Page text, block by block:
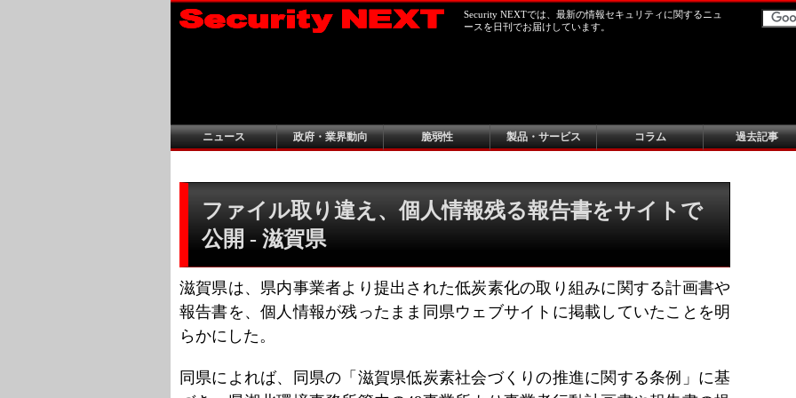
Security NEXTでは、最新の情報セキュリティに関するニュ
ースを日刊でお届けしています。
ニュース 政府・業界動向 脆弱性 製品・サービス コラム 過去記事
ファイル取り違え、個人情報残る報告書をサイトで
公開 - 滋賀県
滋賀県は、県内事業者より提出された低炭素化の取り組みに関する計画書や
報告書を、個人情報が残ったまま同県ウェブサイトに掲載していたことを明
らかにした。
同県によれば、同県の「滋賀県低炭素社会づくりの推進に関する条例」に基